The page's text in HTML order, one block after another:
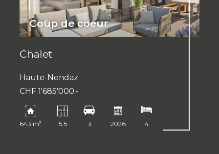
Coup de coeur
Chalet
Haute-Nendaz
CHF 1'685'000.-
643 m² 5.5 3 2026 4